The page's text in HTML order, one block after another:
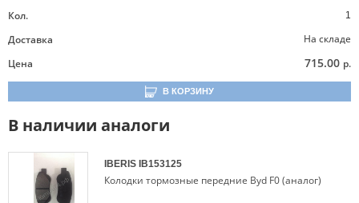
Кол.
1
Доставка
На складе
Цена
715.00 р.
В КОРЗИНУ
В наличии аналоги
IBERIS IB153125
Колодки тормозные передние Byd F0 (аналог)